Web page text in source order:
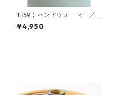
T159：ハンドウォーマー／
津田命子デザインアイヌ文
様編み込みハンドウォーマ
¥4,950